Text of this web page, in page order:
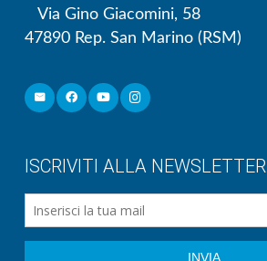
Via Gino Giacomini, 58
47890 Rep. San Marino (RSM)
ISCRIVITI ALLA NEWSLETTER